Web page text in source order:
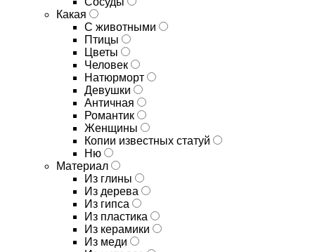
Какая
С животными
Птицы
Цветы
Человек
Натюрморт
Девушки
Античная
Романтик
Женщины
Копии известных статуй
Ню
Материал
Из глины
Из дерева
Из гипса
Из пластика
Из керамики
Из меди